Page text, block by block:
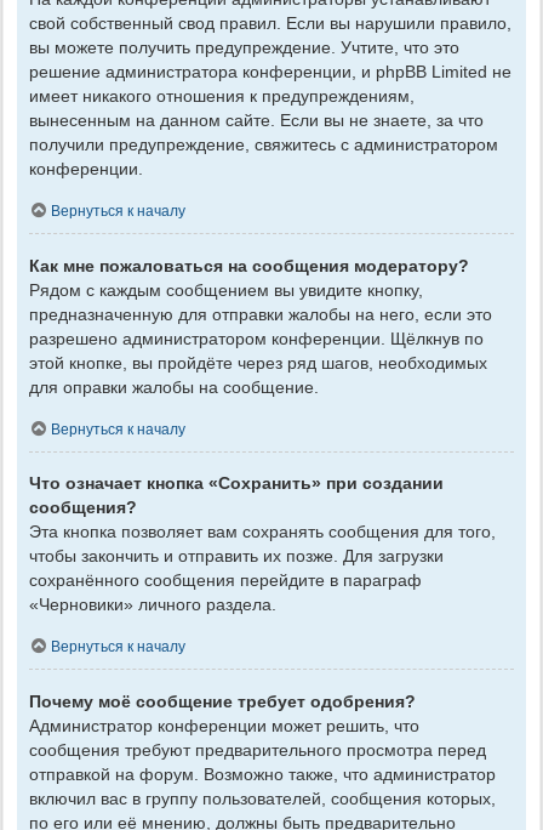
свой собственный свод правил. Если вы нарушили правило,
вы можете получить предупреждение. Учтите, что это
решение администратора конференции, и phpBB Limited не
имеет никакого отношения к предупреждениям,
вынесенным на данном сайте. Если вы не знаете, за что
получили предупреждение, свяжитесь с администратором
конференции.
Вернуться к началу
Как мне пожаловаться на сообщения модератору?
Рядом с каждым сообщением вы увидите кнопку,
предназначенную для отправки жалобы на него, если это
разрешено администратором конференции. Щёлкнув по
этой кнопке, вы пройдёте через ряд шагов, необходимых
для оправки жалобы на сообщение.
Вернуться к началу
Что означает кнопка «Сохранить» при создании
сообщения?
Эта кнопка позволяет вам сохранять сообщения для того,
чтобы закончить и отправить их позже. Для загрузки
сохранённого сообщения перейдите в параграф
«Черновики» личного раздела.
Вернуться к началу
Почему моё сообщение требует одобрения?
Администратор конференции может решить, что
сообщения требуют предварительного просмотра перед
отправкой на форум. Возможно также, что администратор
включил вас в группу пользователей, сообщения которых,
по его или её мнению, должны быть предварительно